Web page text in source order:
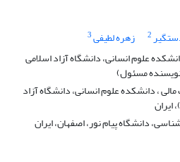
2 زهره لطیفی3
علوم انسانی، دانشگاه آزاد اسلامی
مسئول)
، دانشکده علوم انسانی، دانشگاه آزاد
دانشگاه پیام نور، اصفهان، ایران